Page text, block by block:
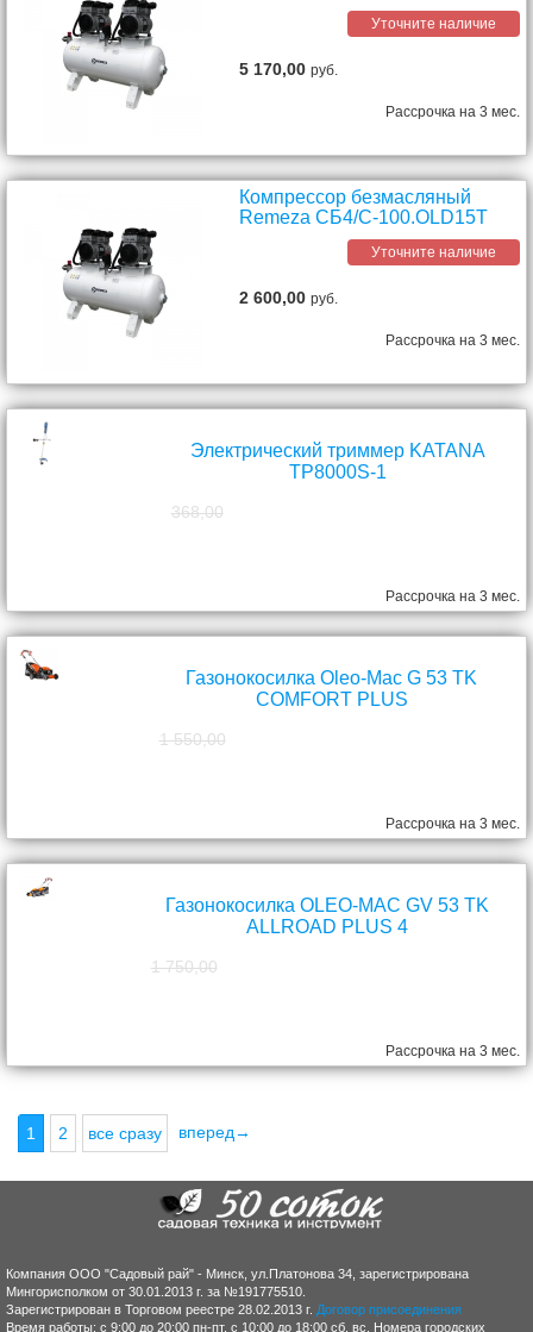
Уточните наличие
5 170,00руб.
Рассрочка на 3 мес.
Компрессор безмасляный
Remeza СБ4/С-100.OLD15Т
Уточните наличие
2 600,00руб.
Рассрочка на 3 мес.
Электрический триммер KATANA
TP8000S-1
368,00
Рассрочка на 3 мес.
Газонокосилка Oleo-Mac G 53 TK
COMFORT PLUS
1 550,00
Рассрочка на 3 мес.
Газонокосилка OLEO-MAC GV 53 TK
ALLROAD PLUS 4
1 750,00
Рассрочка на 3 мес.
1 2 все сразу вперед→
Компания ООО "Садовый рай" - Минск, ул.Платонова 34, зарегистрирована
Мингорисполком от 30.01.2013 г. за №191775510.
Зарегистрирован в Торговом реестре 28.02.2013 г. Договор присоединения
Время работы: с 9:00 до 20:00 пн-пт, с 10:00 до 18:00 сб, вс. Номера городских